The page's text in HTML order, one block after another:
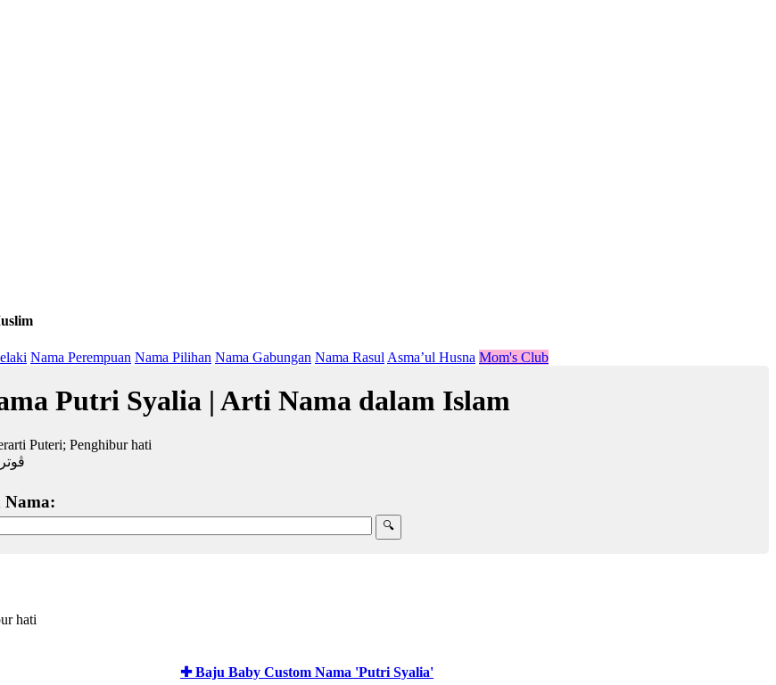
Nama Perempuan Nama Pilihan Nama Gabungan Nama Rasul Asma’ul Husna Mom's Club
Putri Syalia | Arti Nama dalam Islam
Puteri; Penghibur hati
hati
✚ Baju Baby Custom Nama 'Putri Syalia'